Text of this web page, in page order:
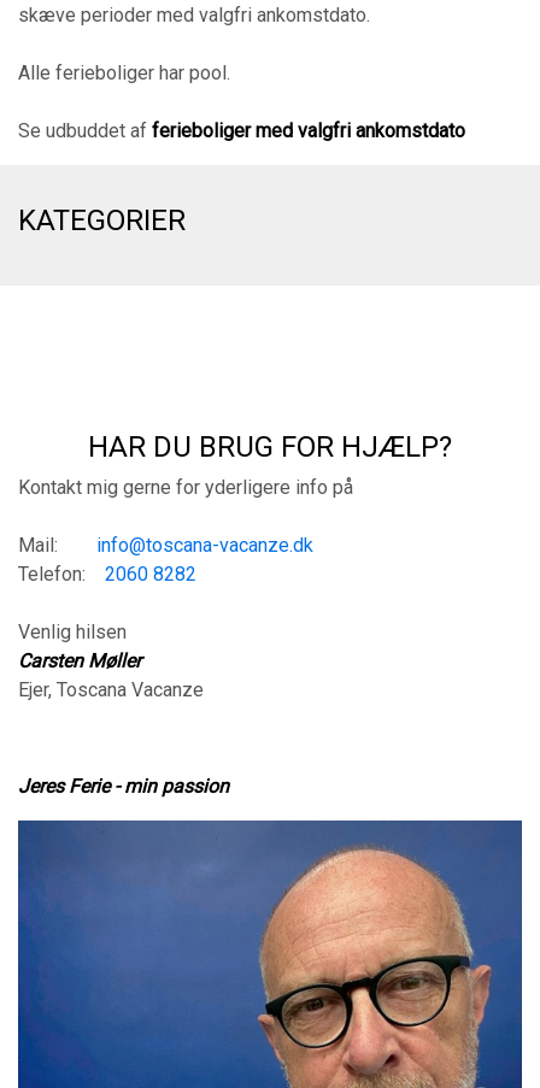
skæve perioder med valgfri ankomstdato.
Alle ferieboliger har pool.
Se udbuddet af ferieboliger med valgfri ankomstdato
KATEGORIER
HAR DU BRUG FOR HJÆLP?
Kontakt mig gerne for yderligere info på
Mail: info@toscana-vacanze.dk
Telefon: 2060 8282
Venlig hilsen
Carsten Møller
Ejer, Toscana Vacanze
Jeres Ferie - min passion